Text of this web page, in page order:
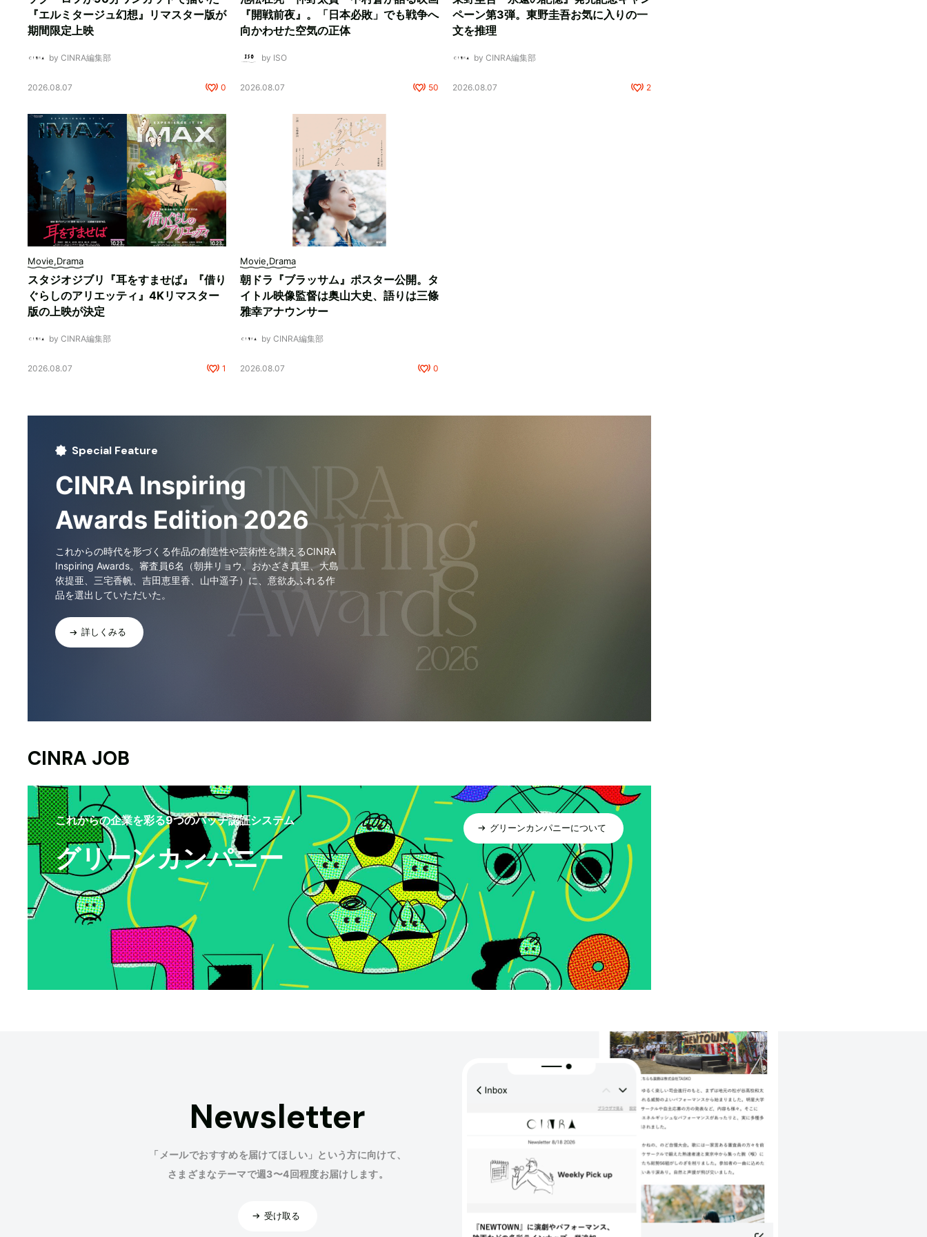
『エルミタージュ幻想』リマスター版が
期間限定上映
by CINRA編集部
2026.08.07 0
『開戦前夜』。「日本必敗」でも戦争へ
向かわせた空気の正体
by ISO
2026.08.07 50
ペーン第3弾。東野圭吾お気に入りの一
文を推理
by CINRA編集部
2026.08.07 2
Movie,Drama
スタジオジブリ『耳をすませば』『借り
ぐらしのアリエッティ』4Kリマスター
版の上映が決定
by CINRA編集部
2026.08.07 1
Movie,Drama
朝ドラ『ブラッサム』ポスター公開。タ
イトル映像監督は奥山大史、語りは三條
雅幸アナウンサー
by CINRA編集部
2026.08.07 0
Special Feature
CINRA Inspiring
Awards Edition 2026
これからの時代を形づくる作品の創造性や芸術性を讃えるCINRA
Inspiring Awards。審査員6名（朝井リョウ、おかざき真里、大島
依提亜、三宅香帆、吉田恵里香、山中遥子）に、意欲あふれる作
品を選出していただいた。
詳しくみる
CINRA JOB
これからの企業を彩る9つのバッヂ認証システム
グリーンカンパニー
グリーンカンパニーについて
Newsletter
「メールでおすすめを届けてほしい」という方に向けて、
さまざまなテーマで週3〜4回程度お届けします。
受け取る